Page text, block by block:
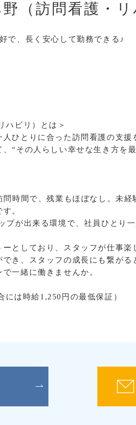
（訪問看護・リ
で、長く安心して勤務できる♪
ハビリ）とは＞
ひとりに合った訪問看護の支
“その人らしい幸せな生き方を
時間で、残業もほぼなし。未
。
プが出来る環境で、社員ひとり
としており、スタッフが仕事
き、スタッフの成長にも繋がる
一緒に働きませんか。
は時給1,250円の最低保証）